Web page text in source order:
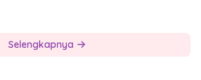
Selengkapnya